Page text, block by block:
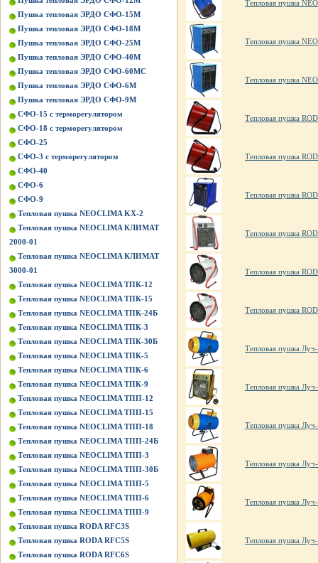
Пушка тепловая ЭРДО СФО-15М
Пушка тепловая ЭРДО СФО-18М
Пушка тепловая ЭРДО СФО-25М
Пушка тепловая ЭРДО СФО-40М
Пушка тепловая ЭРДО СФО-60МС
Пушка тепловая ЭРДО СФО-6М
Пушка тепловая ЭРДО СФО-9М
СФО-15 с терморегулятором
СФО-18 с терморегулятором
СФО-25
СФО-3 с терморегулятором
СФО-40
СФО-6
СФО-9
Тепловая пушка NEOCLIMA KХ-2
Тепловая пушка NEOCLIMA КЛИМАТ
2000-01
Тепловая пушка NEOCLIMA КЛИМАТ
3000-01
Тепловая пушка NEOCLIMA ТПК-12
Тепловая пушка NEOCLIMA ТПК-15
Тепловая пушка NEOCLIMA ТПК-24Б
Тепловая пушка NEOCLIMA ТПК-3
Тепловая пушка NEOCLIMA ТПК-30Б
Тепловая пушка NEOCLIMA ТПК-5
Тепловая пушка NEOCLIMA ТПК-6
Тепловая пушка NEOCLIMA ТПК-9
Тепловая пушка NEOCLIMA ТПП-12
Тепловая пушка NEOCLIMA ТПП-15
Тепловая пушка NEOCLIMA ТПП-18
Тепловая пушка NEOCLIMA ТПП-24Б
Тепловая пушка NEOCLIMA ТПП-3
Тепловая пушка NEOCLIMA ТПП-30Б
Тепловая пушка NEOCLIMA ТПП-5
Тепловая пушка NEOCLIMA ТПП-6
Тепловая пушка NEOCLIMA ТПП-9
Тепловая пушка RODA RFC3S
Тепловая пушка RODA RFC5S
Тепловая пушка RODA RFC6S
Тепловая пушка
Тепловая пушка
Тепловая пушка
Тепловая пушка
Тепловая пушка
Тепловая пушка
Тепловая пушка
Тепловая пушка
Тепловая пушка
Тепловая пушка
Тепловая пушка
Тепловая пушка
Тепловая пушка
Тепловая пушка
Тепловая пушка